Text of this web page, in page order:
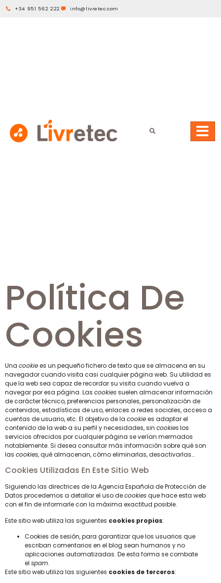
+34 951 562 222 info@livretec.com
Política De
Cookies
Una cookiees un pequeño fichero de texto que se almacena en su
navegador cuando visita casi cualquier página web. Su utilidad es
que la web sea capaz de recordar su visita cuando vuelva a
navegar por esa página. Las cookiessuelen almacenar información
de carácter técnico, preferencias personales, personalización de
contenidos, estadísticas de uso, enlaces a redes sociales, acceso a
cuentas de usuario, etc. El objetivo de la cookiees adaptar el
contenido de la web a su perfil y necesidades, sin cookieslos
servicios ofrecidos por cualquier página se verían mermados
notablemente. Si desea consultar más información sobre qué son
las cookies, qué almacenan, cómo eliminarlas, desactivarlas…
Cookies Utilizadas En Este Sitio Web
Siguiendo las directrices de la Agencia Española de Protección de
Datos procedemos a detallar el uso decookiesque hace esta web
con el fin de informarle con la máxima exactitud posible.
Este sitio web utiliza las siguientes cookies propias:
Cookies de sesión, para garantizar que los usuarios que
escriban comentarios en el blog sean humanos y no
aplicaciones automatizadas. De esta forma se combate
el spam.
Este sitio web utiliza las siguientes cookies de terceros: